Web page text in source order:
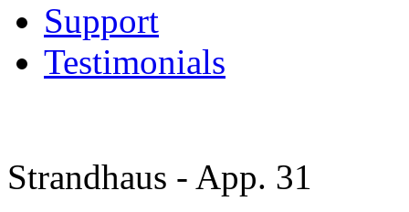
Support
Testimonials
Strandhaus - App. 31